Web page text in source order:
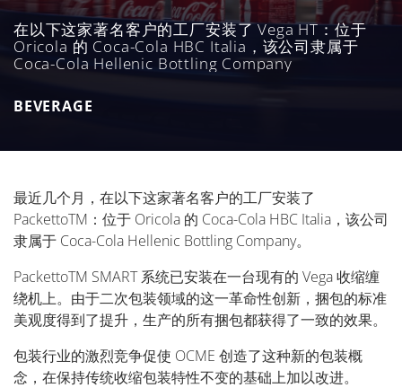
在以下这家著名客户的工厂安装了 Vega HT：位于
Oricola 的 Coca-Cola HBC Italia，该公司隶属于
Coca-Cola Hellenic Bottling Company
BEVERAGE
最近几个月，在以下这家著名客户的工厂安装了
PackettoTM：位于 Oricola 的 Coca-Cola HBC Italia，该公司
隶属于 Coca-Cola Hellenic Bottling Company。
PackettoTM SMART 系统已安装在一台现有的 Vega 收缩缠
绕机上。由于二次包装领域的这一革命性创新，捆包的标准
美观度得到了提升，生产的所有捆包都获得了一致的效果。
包装行业的激烈竞争促使 OCME 创造了这种新的包装概
念，在保持传统收缩包装特性不变的基础上加以改进。